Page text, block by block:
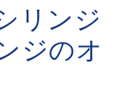
リンジ
ジのオ